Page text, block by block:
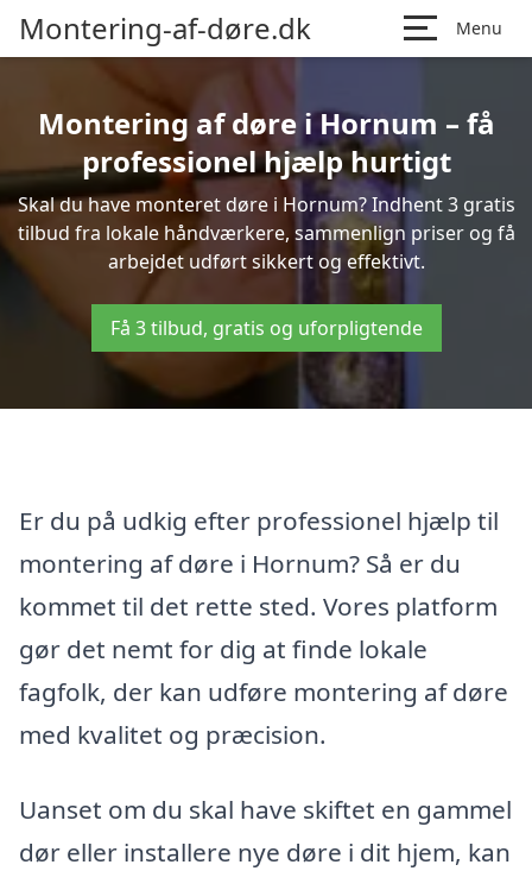
Montering-af-døre.dk Menu
Montering af døre i Hornum – få
professionel hjælp hurtigt
Skal du have monteret døre i Hornum? Indhent 3 gratis
tilbud fra lokale håndværkere, sammenlign priser og få
arbejdet udført sikkert og effektivt.
Få 3 tilbud, gratis og uforpligtende
Er du på udkig efter professionel hjælp til
montering af døre i Hornum? Så er du
kommet til det rette sted. Vores platform
gør det nemt for dig at finde lokale
fagfolk, der kan udføre montering af døre
med kvalitet og præcision.
Uanset om du skal have skiftet en gammel
dør eller installere nye døre i dit hjem, kan